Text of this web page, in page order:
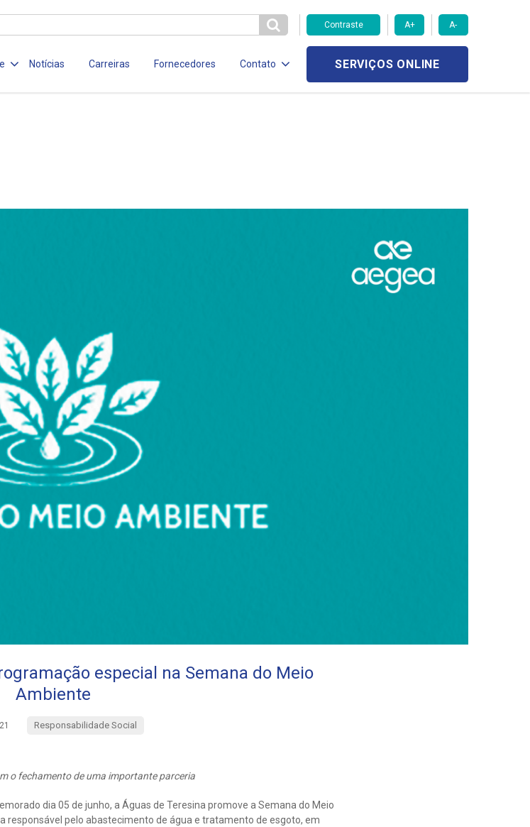
Contraste A+ A-
Notícias Carreiras Fornecedores Contato SERVIÇOS ONLINE
especial na Semana do Meio
Ambiente
Responsabilidade Social
o fechamento de uma importante parceria
dia 05 de junho, a Águas de Teresina promove a Semana do Meio
responsável pelo abastecimento de água e tratamento de esgoto, em